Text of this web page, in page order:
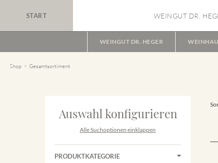
START WEINGUT DR.
WEINGUT DR. HEGER
Shop Gesamtsortiment
Auswahl konfigurieren
Alle Suchoptionen einklappen
PRODUKTKATEGORIE